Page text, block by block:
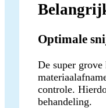
Optimale
De super
controle.
behandeling.